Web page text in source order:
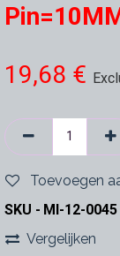
19,68 €
Toevoegen
SKU - MI-12-0045
Vergelijken